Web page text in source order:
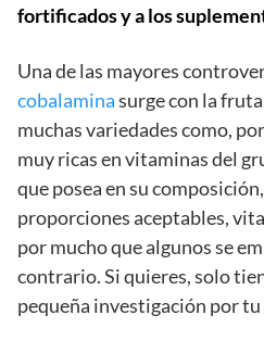
fortificados y a los
Una de las mayores
cobalaminasurge con la
muchas variedades como,
muy ricas en vitaminas del
que posea en su
proporciones aceptables,
por mucho que algunos se
contrario. Si quieres, solo
pequeña investigación por